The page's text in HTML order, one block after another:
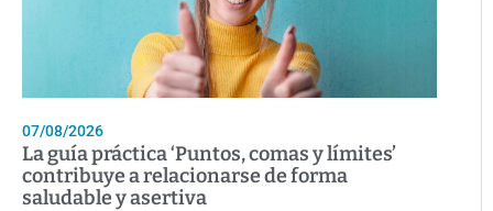
07/08/2026
La guía práctica ‘Puntos, comas y límites’
contribuye a relacionarse de forma
saludable y asertiva